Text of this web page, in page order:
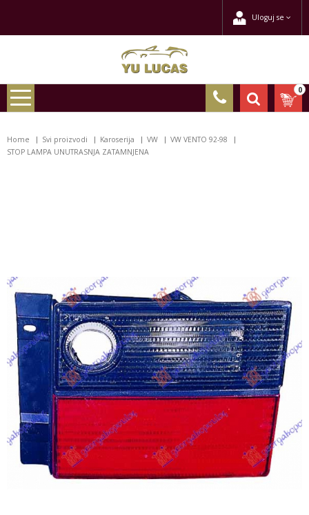
Uloguj se
0
Home Svi proizvodi Karoserija VW
VW VENTO 92-98
STOP LAMPA UNUTRASNJA ZATAMNJENA